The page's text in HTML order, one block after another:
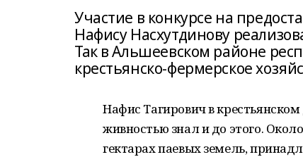
Участие в конкурсе на
Нафису Насхутдинову
Так в Альшеевском районе
крестьянско-фермерское
Нафис Тагирович в
живностью знал и до этого.
гектарах паевых земель,